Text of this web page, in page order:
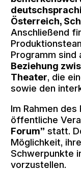
Österreich,
Anschließend
Programm sind
Beziehung
Theater, die
sowie den
Im Rahmen
öffentliche
Forum” statt.
Möglichkeit,
Schwerpunkte
vorzustellen.